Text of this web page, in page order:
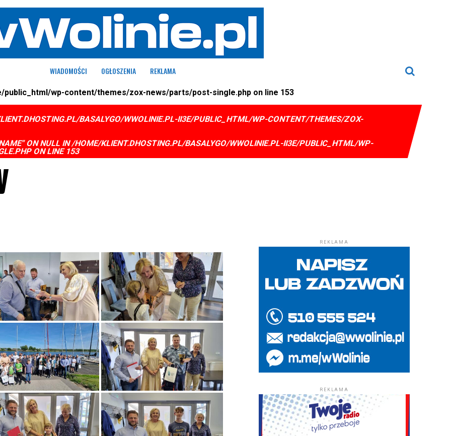
WIADOMOŚCI OGŁOSZENIA REKLAMA
wp-content/themes/zox-news/parts/post-single.php on line 153
BASALYGO/WWOLINIE.PL-II3E/PUBLIC_HTML/WP-CONTENT/THEMES/ZOX-
ON NULL IN/HOME/KLIENT.DHOSTING.PL/BASALYGO/WWOLINIE.PL-II3E/PUBLIC_HTML/WP-
ON LINE153
REKLAMA
REKLAMA